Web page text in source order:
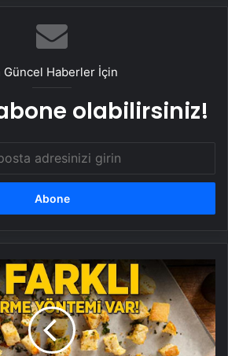
Güncel Haberler İçin
olabilirsiniz!